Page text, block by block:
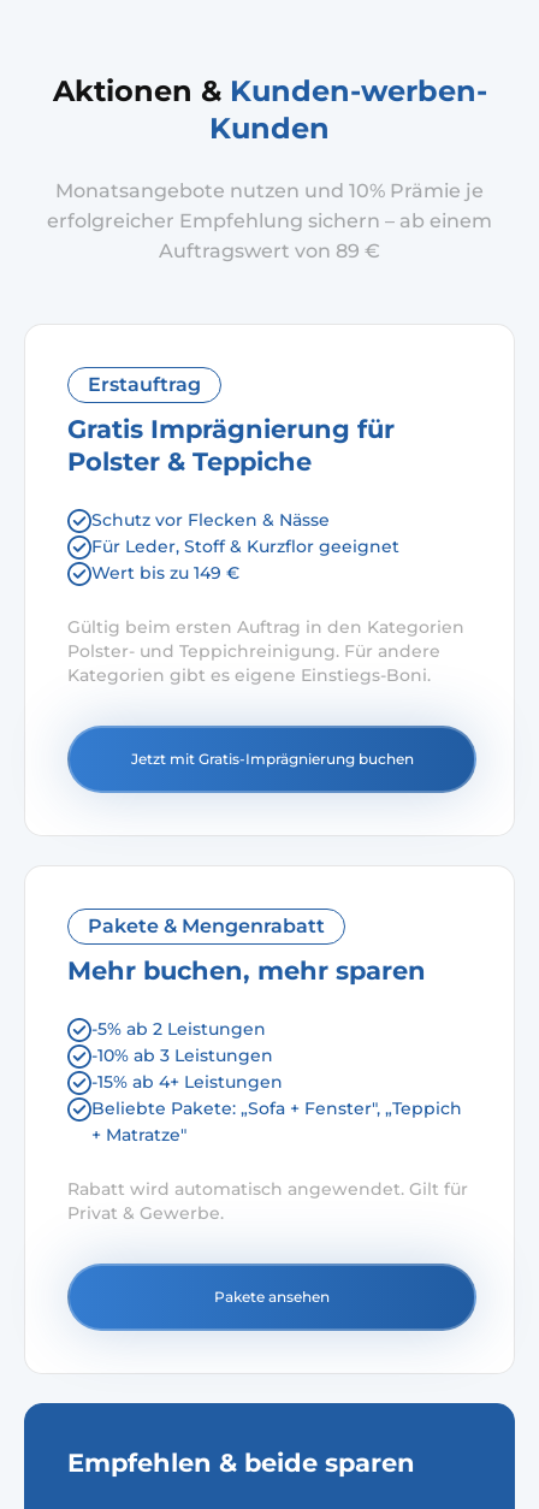
Aktionen & Kunden-werben-
Kunden
Monatsangebote nutzen und 10% Prämie je
erfolgreicher Empfehlung sichern – ab einem
Auftragswert von 89 €
Erstauftrag
Gratis Imprägnierung für
Polster & Teppiche
Schutz vor Flecken & Nässe
Für Leder, Stoff & Kurzflor geeignet
Wert bis zu 149 €
Gültig beim ersten Auftrag in den Kategorien
Polster- und Teppichreinigung. Für andere
Kategorien gibt es eigene Einstiegs-Boni.
Jetzt mit Gratis-Imprägnierung buchen
Pakete & Mengenrabatt
Mehr buchen, mehr sparen
-5% ab 2 Leistungen
-10% ab 3 Leistungen
-15% ab 4+ Leistungen
Beliebte Pakete: „Sofa + Fenster", „Teppich
+ Matratze"
Rabatt wird automatisch angewendet. Gilt für
Privat & Gewerbe.
Pakete ansehen
Empfehlen & beide sparen